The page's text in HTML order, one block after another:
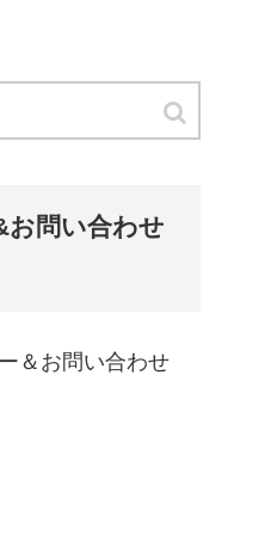
お問い合わせ
＆お問い合わせ